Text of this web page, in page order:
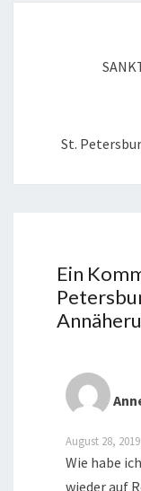
St.
Ein
August 28,
Wie habe
wieder auf